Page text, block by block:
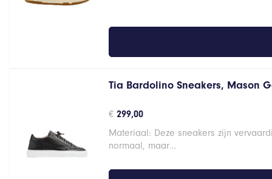
Tia Bardolino Sneakers, Mason
€ 299,00
Materiaal: Deze sneakers zijn
normaal, maar…